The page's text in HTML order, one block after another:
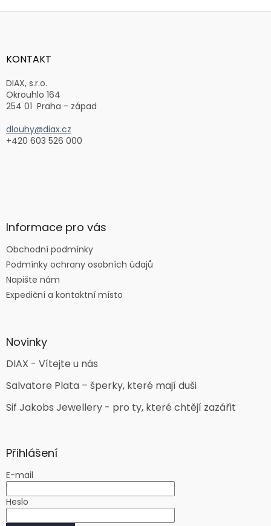
Z
aKONTAKT
DIAX, s.r.o.
Okrouhlo 164
254 01 Praha - západ
dlouhy@diax.cz
+420 603 526 000
Informace pro vás
Obchodní podmínky
Podmínky ochrany osobních údajů
Napište nám
Expediční a kontaktní místo
Novinky
DIAX - Vítejte u nás
Salvatore Plata – šperky, které mají duši
Sif Jakobs Jewellery - pro ty, které chtějí zazářit
Přihlášení
E-mail
Heslo